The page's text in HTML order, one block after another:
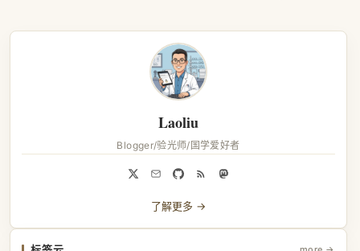
Laoliu
Blogger/验光师/国学爱好者
了解更多 →